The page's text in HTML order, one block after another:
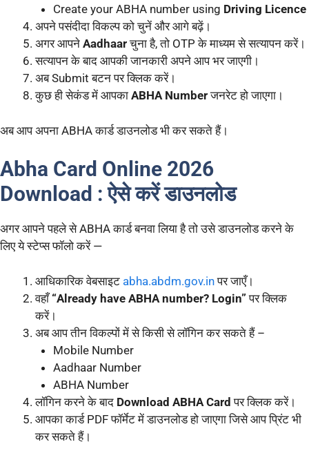
Create your ABHA number using Driving Licence
अपने पसंदीदा विकल्प को चुनें और आगे बढ़ें।
अगर आपने Aadhaarचुना है, तो OTP के माध्यम से सत्यापन करें।
सत्यापन के बाद आपकी जानकारी अपने आप भर जाएगी।
अब Submit बटन पर क्लिक करें।
कुछ ही सेकंड में आपका ABHA Numberजनरेट हो जाएगा।
अब आप अपना ABHA कार्ड डाउनलोड भी कर सकते हैं।
Abha Card Online 2026
Download : ऐसे करें डाउनलोड
अगर आपने पहले से ABHA कार्ड बनवा लिया है तो उसे डाउनलोड करने के
लिए ये स्टेप्स फॉलो करें —
आधिकारिक वेबसाइट abha.abdm.gov.inपर जाएँ।
वहाँ“Already have ABHA number? Login” पर क्लिक
करें।
अब आप तीन विकल्पों में से किसी से लॉगिन कर सकते हैं –
Mobile Number
Aadhaar Number
ABHA Number
लॉगिन करने के बाद Download ABHA Card पर क्लिक करें।
आपका कार्ड PDF फॉर्मेट में डाउनलोड हो जाएगा जिसे आप प्रिंट भी
कर सकते हैं।